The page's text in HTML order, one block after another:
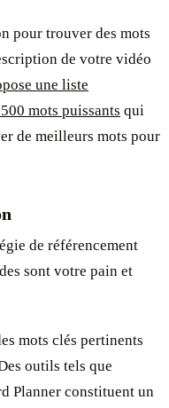
pour trouver des mots
de votre vidéo
une liste
mots puissants qui
de meilleurs mots pour
de référencement
sont votre pain et
mots clés pertinents
outils tels que
Planner constituent un